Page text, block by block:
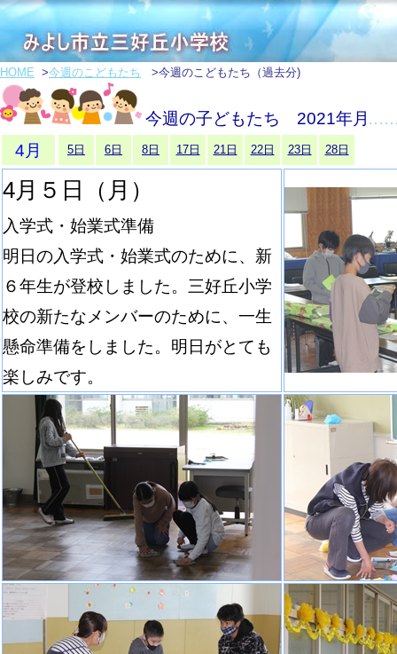
HOME >今週のこどもたち >今週のこどもたち（過去分)
今週の子どもたち 2021年月
4月
5日 6日 8日 17日 21日 22日 23日 28日
4月５日（月）
入学式・始業式準備
明日の入学式・始業式のために、新
６年生が登校しました。三好丘小学
校の新たなメンバーのために、一生
懸命準備をしました。明日がとても
楽しみです。